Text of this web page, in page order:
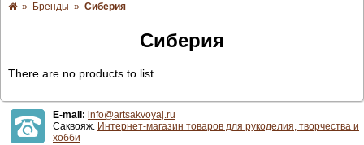
» Бренды » Сиберия
Сиберия
There are no products to list.
E-mail: info@artsakvoyaj.ru
Саквояж. Интернет-магазин товаров для рукоделия, творчества и
хобби